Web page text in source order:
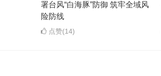
署台风“白海豚”防御 筑牢全域风
险防线
点赞(14)